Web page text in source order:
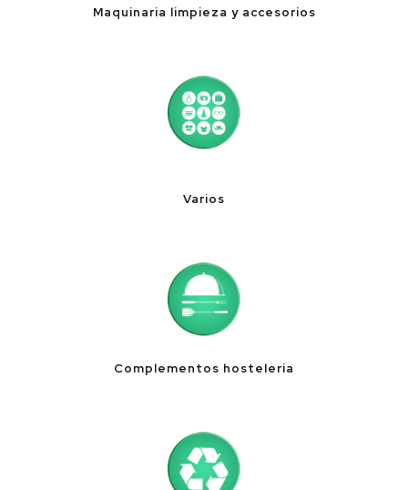
Maquinaria limpieza y accesorios
Varios
Complementos hosteleria